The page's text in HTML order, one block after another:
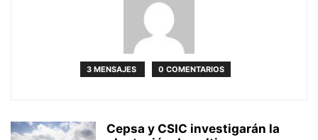
3 MENSAJES 0 COMENTARIOS
Cepsa y CSIC investigarán la